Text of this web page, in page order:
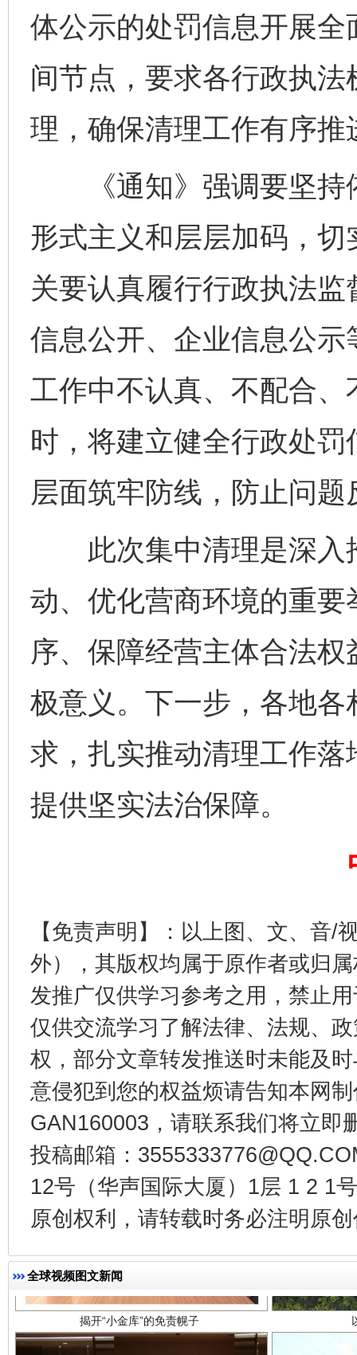
体公示的处罚信息开展
间节点，要求各行政执
理，确保清理工作有序推
《通知》强调要坚持
形式主义和层层加码，
关要认真履行行政执法
信息公开、企业信息公
工作中不认真、不配合
时，将建立健全行政处
层面筑牢防线，防止问题
此次集中清理是深入
动、优化营商环境的重
序、保障经营主体合法
极意义。下一步，各地
求，扎实推动清理工作
提供坚实法治保障。
【免责声明】：以上图、文、音/
外），其版权均属于原作者或归
发推广仅供学习参考之用，禁止
仅供交流学习了解法律、法规、
权，部分文章转发推送时未能及
意侵犯到您的权益烦请告知本网
GAN160003，请联系我们将立即
投稿邮箱：
12号（华声国际大厦）1层 1 2 1
原创权利，请转载时务必注明原
全球视频图文新闻
完善运行机制助力责任有效落实 一纸欠
东山县通报“牛蛙产品抗生素超标问题”
千年窑火 生生不息 一
揭开“小金库”的免责幌子